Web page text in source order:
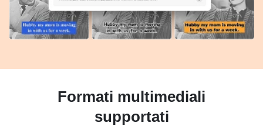
Formati multimediali
supportati